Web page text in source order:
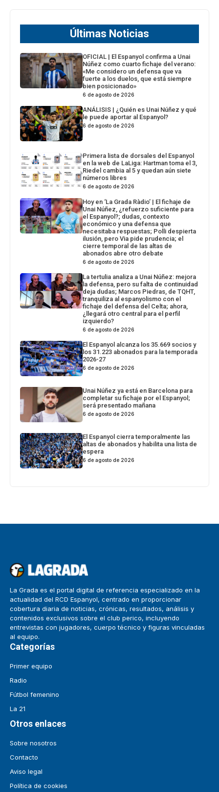
Últimas Noticias
OFICIAL | El Espanyol confirma a Unai
Núñez como cuarto fichaje del verano:
«Me considero un defensa que va
fuerte a los duelos, que está siempre
bien posicionado»
6 de agosto de 2026
ANÁLISIS | ¿Quién es Unai Núñez y qué
le puede aportar al Espanyol?
6 de agosto de 2026
Primera lista de dorsales del Espanyol
en la web de LaLiga: Hartman toma el 3,
Riedel cambia al 5 y quedan aún siete
números libres
6 de agosto de 2026
Hoy en ‘La Grada Ràdio’ | El fichaje de
Unai Núñez, ¿refuerzo suficiente para
el Espanyol?; dudas, contexto
económico y una defensa que
necesitaba respuestas; Polli despierta
ilusión, pero Via pide prudencia; el
cierre temporal de las altas de
abonados abre otro debate
6 de agosto de 2026
La tertulia analiza a Unai Núñez: mejora
la defensa, pero su falta de continuidad
deja dudas; Marcos Piedras, de TQHT,
tranquiliza al espanyolismo con el
fichaje del defensa del Celta; ahora,
¿llegará otro central para el perfil
izquierdo?
6 de agosto de 2026
El Espanyol alcanza los 35.669 socios y
los 31.223 abonados para la temporada
2026-27
6 de agosto de 2026
Unai Núñez ya está en Barcelona para
completar su fichaje por el Espanyol;
será presentado mañana
6 de agosto de 2026
El Espanyol cierra temporalmente las
altas de abonados y habilita una lista de
espera
6 de agosto de 2026
La Grada es el portal digital de referencia especializado en la
actualidad del RCD Espanyol, centrado en proporcionar
cobertura diaria de noticias, crónicas, resultados, análisis y
contenidos exclusivos sobre el club perico, incluyendo
entrevistas con jugadores, cuerpo técnico y figuras vinculadas
al equipo.
Categorías
Primer equipo
Radio
Fútbol femenino
La 21
Otros enlaces
Sobre nosotros
Contacto
Aviso legal
Política de cookies